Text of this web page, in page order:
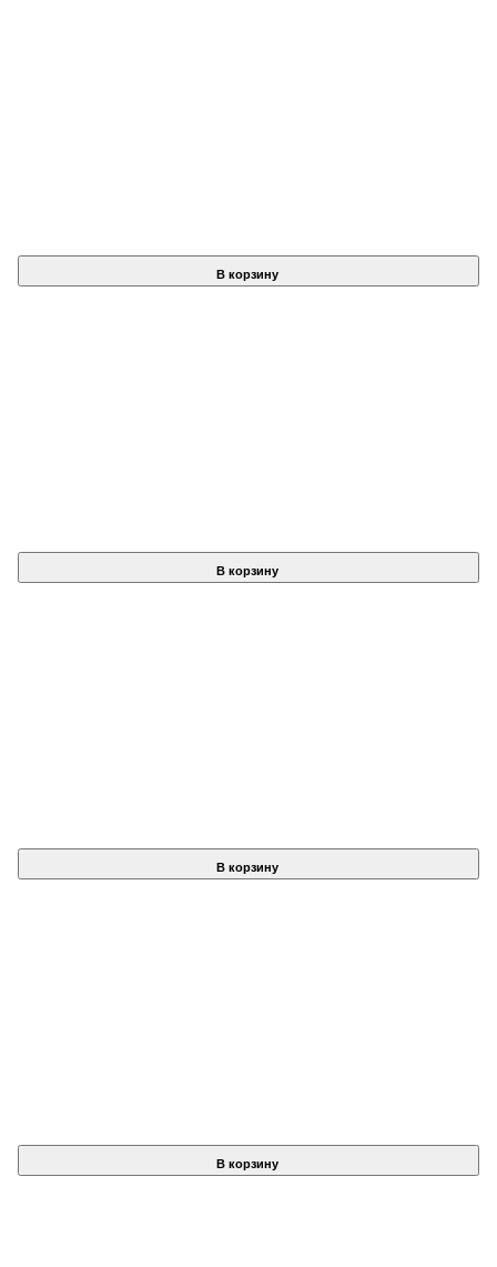
В корзину
В корзину
В корзину
В корзину